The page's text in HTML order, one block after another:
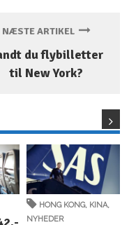
NÆSTE ARTIKEL
du flybilletter
til New York?
HONG KONG, KINA,
NYHEDER